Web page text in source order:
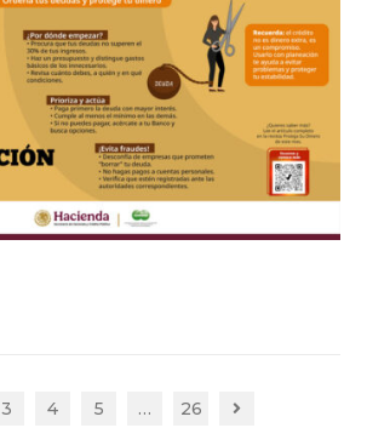
3 4 5 … 26